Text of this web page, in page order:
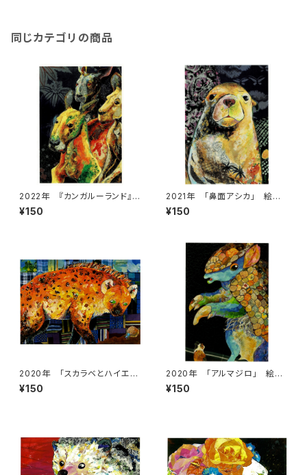
同じカテゴリの商品
2022年 『カンガルーランド』
絵はがき
¥150
2021年 「鼻面アシカ」 絵は
がき
¥150
2020年 「スカラベとハイエ
ナ」 絵はがき
¥150
2020年 「アルマジロ」 絵は
がき
¥150